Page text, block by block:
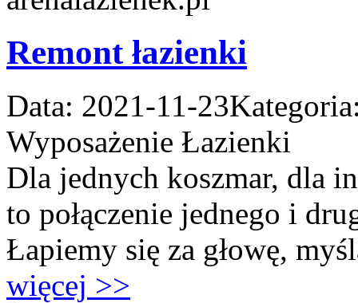
Remont łazienki
Data: 2021-11-23
Wyposażenie Łazienki
Dla jednych koszmar, dla
to połączenie jednego i
Łapiemy się za głowę,
więcej >>